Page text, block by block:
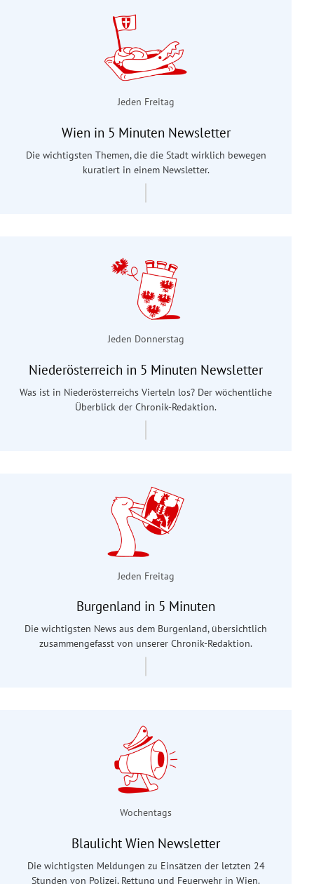
Jeden Freitag
Wien in 5 Minuten Newsletter
Die wichtigsten Themen, die die Stadt wirklich bewegen
kuratiert in einem Newsletter.
Jeden Donnerstag
Niederösterreich in 5 Minuten Newsletter
Was ist in Niederösterreichs Vierteln los? Der wöchentliche
Überblick der Chronik-Redaktion.
Jeden Freitag
Burgenland in 5 Minuten
Die wichtigsten News aus dem Burgenland, übersichtlich
zusammengefasst von unserer Chronik-Redaktion.
Wochentags
Blaulicht Wien Newsletter
Die wichtigsten Meldungen zu Einsätzen der letzten 24
Stunden von Polizei, Rettung und Feuerwehr in Wien.